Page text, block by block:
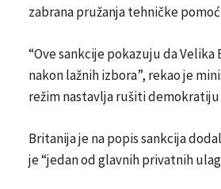
zabrana pružanja tehničke
“Ove sankcije pokazuju da
nakon lažnih izbora”, rekao je
režim nastavlja rušiti
Britanija je na popis sankcija
je “jedan od glavnih privatnih